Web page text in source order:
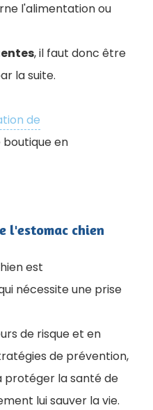
l'alimentation ou
, il faut donc être
la suite.
de
en
l'estomac chien
est
nécessite une prise
de risque et en
de prévention,
protéger la santé de
lui sauver la vie.